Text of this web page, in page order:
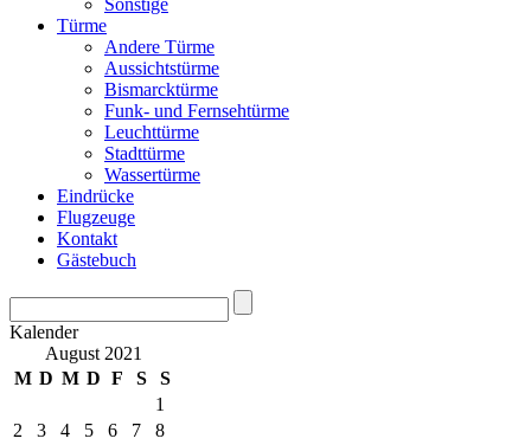
Sonstige
Türme
Andere Türme
Aussichtstürme
Bismarcktürme
Funk- und Fernsehtürme
Leuchttürme
Stadttürme
Wassertürme
Eindrücke
Flugzeuge
Kontakt
Gästebuch
Kalender
August 2021
M D M D F S
S
1
2
3 4 5 6 7
8